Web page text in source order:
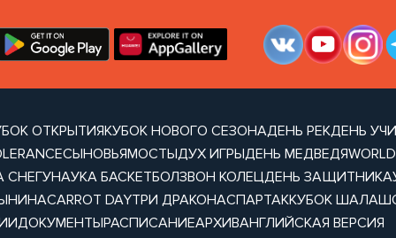
ОТКРЫТИЯКУБОК НОВОГО СЕЗОНАДЕНЬ РЕКДЕНЬ
СЫНОВЬЯМОСТЫДУХ ИГРЫДЕНЬ МЕДВЕДЯ
СНЕГУНАУКА БАСКЕТБОЛЗВОН КОЛЕЦДЕНЬ ЗАЩИТНИКА
CARROT DAYТРИ ДРАКОНАСПАРТАККУБОК
ДОКУМЕНТЫРАСПИСАНИЕАРХИВАНГЛИЙСКАЯ ВЕРСИЯ